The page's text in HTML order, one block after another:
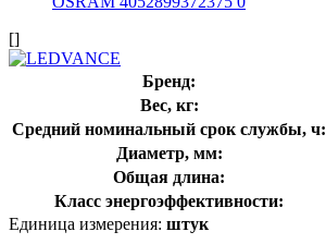
[]
Бренд:
Вес, кг:
Средний номинальный срок службы, ч:
Диаметр, мм:
Общая длина:
Класс энергоэффективности:
Единица измерения: штук